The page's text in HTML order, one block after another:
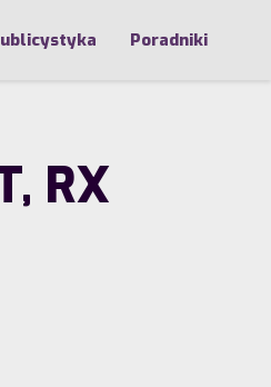
Poradniki
RX